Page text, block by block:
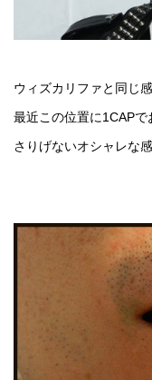
ウィズカリファと同じ感
最近この位置に1CAPで
さりげないオシャレな